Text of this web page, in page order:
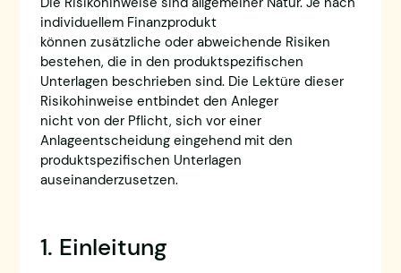
individuellem Finanzprodukt
können zusätzliche oder abweichende Risiken
bestehen, die in den produktspezifischen
Unterlagen beschrieben sind. Die Lektüre dieser
Risikohinweise entbindet den Anleger
nicht von der Pflicht, sich vor einer
Anlageentscheidung eingehend mit den
produktspezifischen Unterlagen
auseinanderzusetzen.
1. Einleitung